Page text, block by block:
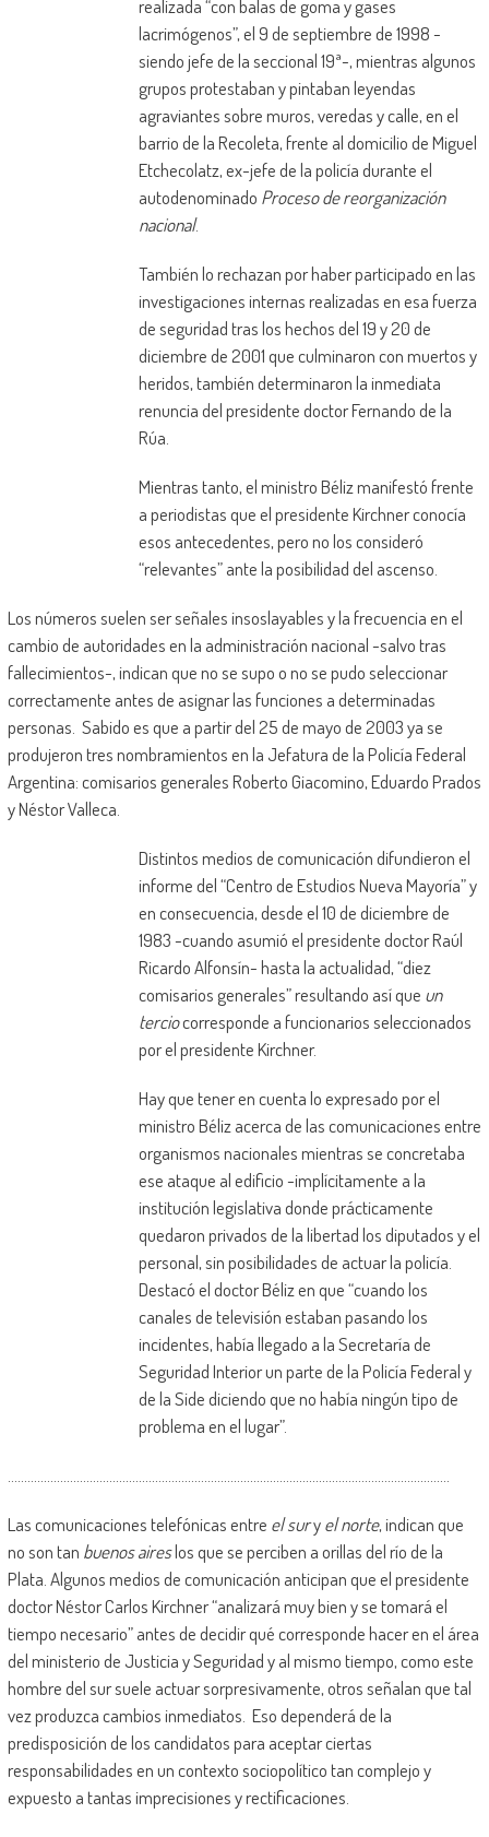
realizada “con balas de goma y gases
lacrimógenos”, el 9 de septiembre de 1998 -
siendo jefe de la seccional 19ª-, mientras algunos
grupos protestaban y pintaban leyendas
agraviantes sobre muros, veredas y calle, en el
barrio de la Recoleta, frente al domicilio de Miguel
Etchecolatz, ex-jefe de la policía durante el
autodenominado Proceso de reorganización
nacional.
También lo rechazan por haber participado en las
investigaciones internas realizadas en esa fuerza
de seguridad tras los hechos del 19 y 20 de
diciembre de 2001 que culminaron con muertos y
heridos, también determinaron la inmediata
renuncia del presidente doctor Fernando de la
Rúa.
Mientras tanto, el ministro Béliz manifestó frente
a periodistas que el presidente Kirchner conocía
esos antecedentes, pero no los consideró
“relevantes” ante la posibilidad del ascenso.
Los números suelen ser señales insoslayables y la frecuencia en el
cambio de autoridades en la administración nacional -salvo tras
fallecimientos-, indican que no se supo o no se pudo seleccionar
correctamente antes de asignar las funciones a determinadas
personas. Sabido es que a partir del 25 de mayo de 2003 ya se
produjeron tres nombramientos en la Jefatura de la Policía Federal
Argentina: comisarios generales Roberto Giacomino, Eduardo Prados
y Néstor Valleca.
Distintos medios de comunicación difundieron el
informe del “Centro de Estudios Nueva Mayoría” y
en consecuencia, desde el 10 de diciembre de
1983 -cuando asumió el presidente doctor Raúl
Ricardo Alfonsín- hasta la actualidad, “diez
comisarios generales” resultando así que un
terciocorresponde a funcionarios seleccionados
por el presidente Kirchner.
Hay que tener en cuenta lo expresado por el
ministro Béliz acerca de las comunicaciones entre
organismos nacionales mientras se concretaba
ese ataque al edificio -implícitamente a la
institución legislativa donde prácticamente
quedaron privados de la libertad los diputados y el
personal, sin posibilidades de actuar la policía.
Destacó el doctor Béliz en que “cuando los
canales de televisión estaban pasando los
incidentes, había llegado a la Secretaría de
Seguridad Interior un parte de la Policía Federal y
de la Side diciendo que no había ningún tipo de
problema en el lugar”.
Las comunicaciones telefónicas entre el suryel norte, indican que
no son tan buenos aireslos que se perciben a orillas del río de la
Plata. Algunos medios de comunicación anticipan que el presidente
doctor Néstor Carlos Kirchner “analizará muy bien y se tomará el
tiempo necesario” antes de decidir qué corresponde hacer en el área
del ministerio de Justicia y Seguridad y al mismo tiempo, como este
hombre del sur suele actuar sorpresivamente, otros señalan que tal
vez produzca cambios inmediatos. Eso dependerá de la
predisposición de los candidatos para aceptar ciertas
responsabilidades en un contexto sociopolítico tan complejo y
expuesto a tantas imprecisiones y rectificaciones.